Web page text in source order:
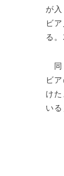
が
ビ
る
同
ビ
け
い